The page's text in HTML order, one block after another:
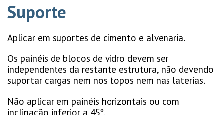
Suporte
Aplicar em suportes de cimento e alvenaria.
Os painéis de blocos de vidro devem ser
independentes da restante estrutura, não devendo
suportar cargas nem nos topos nem nas laterias.
Não aplicar em painéis horizontais ou com
inclinação inferior a 45º.